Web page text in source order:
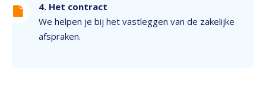
4. Het contract
We helpen je bij het vastleggen van de zakelijke
afspraken.